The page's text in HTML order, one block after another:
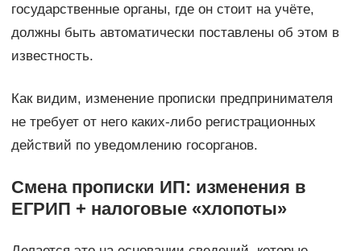
государственные органы, где он стоит на учёте,
должны быть автоматически поставлены об этом в
известность.
Как видим, изменение прописки предпринимателя
не требует от него каких-либо регистрационных
действий по уведомлению госорганов.
Смена прописки ИП: изменения в
ЕГРИП + налоговые «хлопоты»